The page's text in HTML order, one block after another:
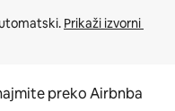
Prikaži izvorni
preko Airbnba